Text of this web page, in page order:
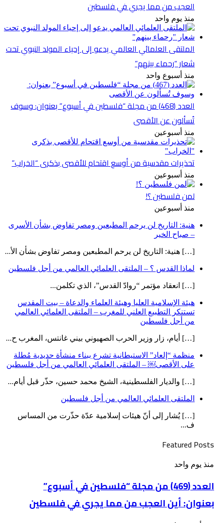
العجب من مما يجري في فلسطين
منذ يوم واحد
الملتقى العلمائي العالمي يدعو إلى إحياء المولد النبوي تحت
شعار “رحماء بينهم”
منذ أسبوع واحد
العدد (468) من مجلة “فلسطين في أسبوع” بعنوان: وسوف
تُسألون عن الأقصى
منذ أسبوعين
تحذيرات مقدسية من أوسع اقتحام للأقصى بذكرى “الخراب”
منذ أسبوعين
لمن فلسطين ؟!
منذ أسبوعين
هنية: التاريخ لن يرحم المطبعين ومصر تفاوض بشأن الأسرى
– صباح الخير
[…] هنية: التاريخ لن يرحم المطبعين ومصر تفاوض بشأن الأ...
لماذا القدس ؟ – الملتقى العلمائي العالمي من أجل فلسطين
[…] انعقاد مؤتمر “روادّ القدس”، الذي تكلمن...
هيئة الإسلامية العليا وهيئة العلماء والدعاة – بيت المقدس
تستنكر التطبيع العلني للمغرب – الملتقى العلمائي العالمي
من أجل فلسطين
[…] أيام، زار وزير الحرب الصهيوني بيني غانتس، المغرب ح...
منظمة “إلعاد” الاستيطانية تشرع ببناء منشأة حديدية مُطلة
على الأقصى￼ – الملتقى العلمائي العالمي من أجل فلسطين
[…] والديار الفلسطينية، الشيخ محمد حسين، حذّر قبل أيام...
الملتقى العلمائي العالمي من أجل فلسطين
[…] يُشار إلى أنّ هيئات إسلامية عدّة حذّرت من المساس
ف...
Featured Posts
العدد
من
مجلة
“فلسطين
في
أسبوع”
منذ يوم واحد
العدد (469) من مجلة “فلسطين في أسبوع”
بعنوان: أين العجب من مما يجري في فلسطين